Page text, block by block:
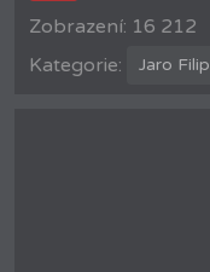
Zobrazení: 16 212
Kategorie:
Jaro Filip